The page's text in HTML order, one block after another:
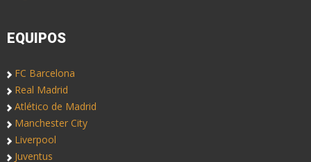
EQUIPOS
FC Barcelona
Real Madrid
Atlético de Madrid
Manchester City
Liverpool
Juventus